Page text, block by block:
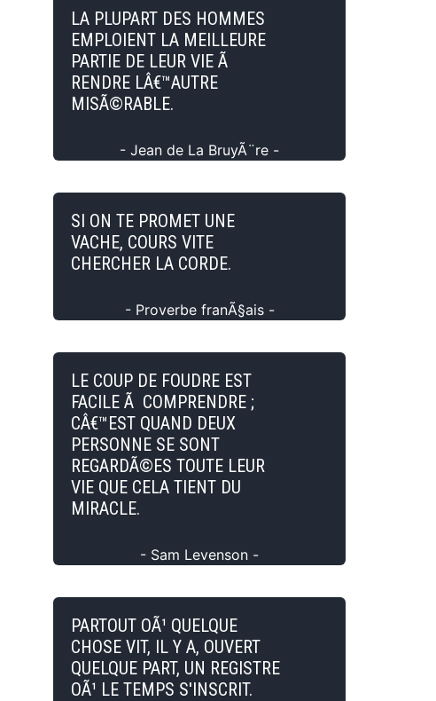
LA PLUPART DES HOMMES
EMPLOIENT LA MEILLEURE
PARTIE DE LEUR VIE Ã
RENDRE LÂ€™AUTRE
MISÃ©RABLE.
- Jean de La BruyÃ¨re -
SI ON TE PROMET UNE
VACHE, COURS VITE
CHERCHER LA CORDE.
- Proverbe franÃ§ais -
LE COUP DE FOUDRE EST
FACILE Ã COMPRENDRE ;
CÂ€™EST QUAND DEUX
PERSONNE SE SONT
REGARDÃ©ES TOUTE LEUR
VIE QUE CELA TIENT DU
MIRACLE.
- Sam Levenson -
PARTOUT OÃ¹ QUELQUE
CHOSE VIT, IL Y A, OUVERT
QUELQUE PART, UN REGISTRE
OÃ¹ LE TEMPS S'INSCRIT.